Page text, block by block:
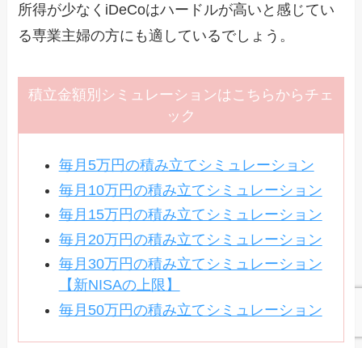
所得が少なくiDeCoはハードルが高いと感じてい
る専業主婦の方にも適しているでしょう。
積立金額別シミュレーションはこちらからチェ
ック
毎月5万円の積み立てシミュレーション
毎月10万円の積み立てシミュレーション
毎月15万円の積み立てシミュレーション
毎月20万円の積み立てシミュレーション
毎月30万円の積み立てシミュレーション
【新NISAの上限】
毎月50万円の積み立てシミュレーション